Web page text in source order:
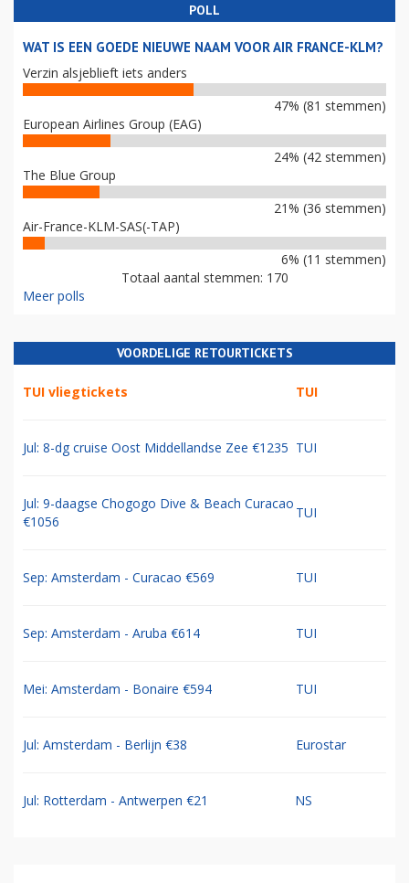
POLL
WAT IS EEN GOEDE NIEUWE NAAM VOOR AIR FRANCE-KLM?
Verzin alsjeblieft iets anders
47% (81 stemmen)
European Airlines Group (EAG)
24% (42 stemmen)
The Blue Group
21% (36 stemmen)
Air-France-KLM-SAS(-TAP)
6% (11 stemmen)
Totaal aantal stemmen: 170
Meer polls
VOORDELIGE RETOURTICKETS
TUI vliegtickets TUI
Jul: 8-dg cruise Oost Middellandse Zee €1235 TUI
Jul: 9-daagse Chogogo Dive & Beach Curacao
€1056
TUI
Sep: Amsterdam - Curacao €569 TUI
Sep: Amsterdam - Aruba €614 TUI
Mei: Amsterdam - Bonaire €594 TUI
Jul: Amsterdam - Berlijn €38 Eurostar
Jul: Rotterdam - Antwerpen €21 NS